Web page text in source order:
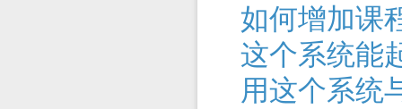
如何增加课
这个系统能
用这个系统